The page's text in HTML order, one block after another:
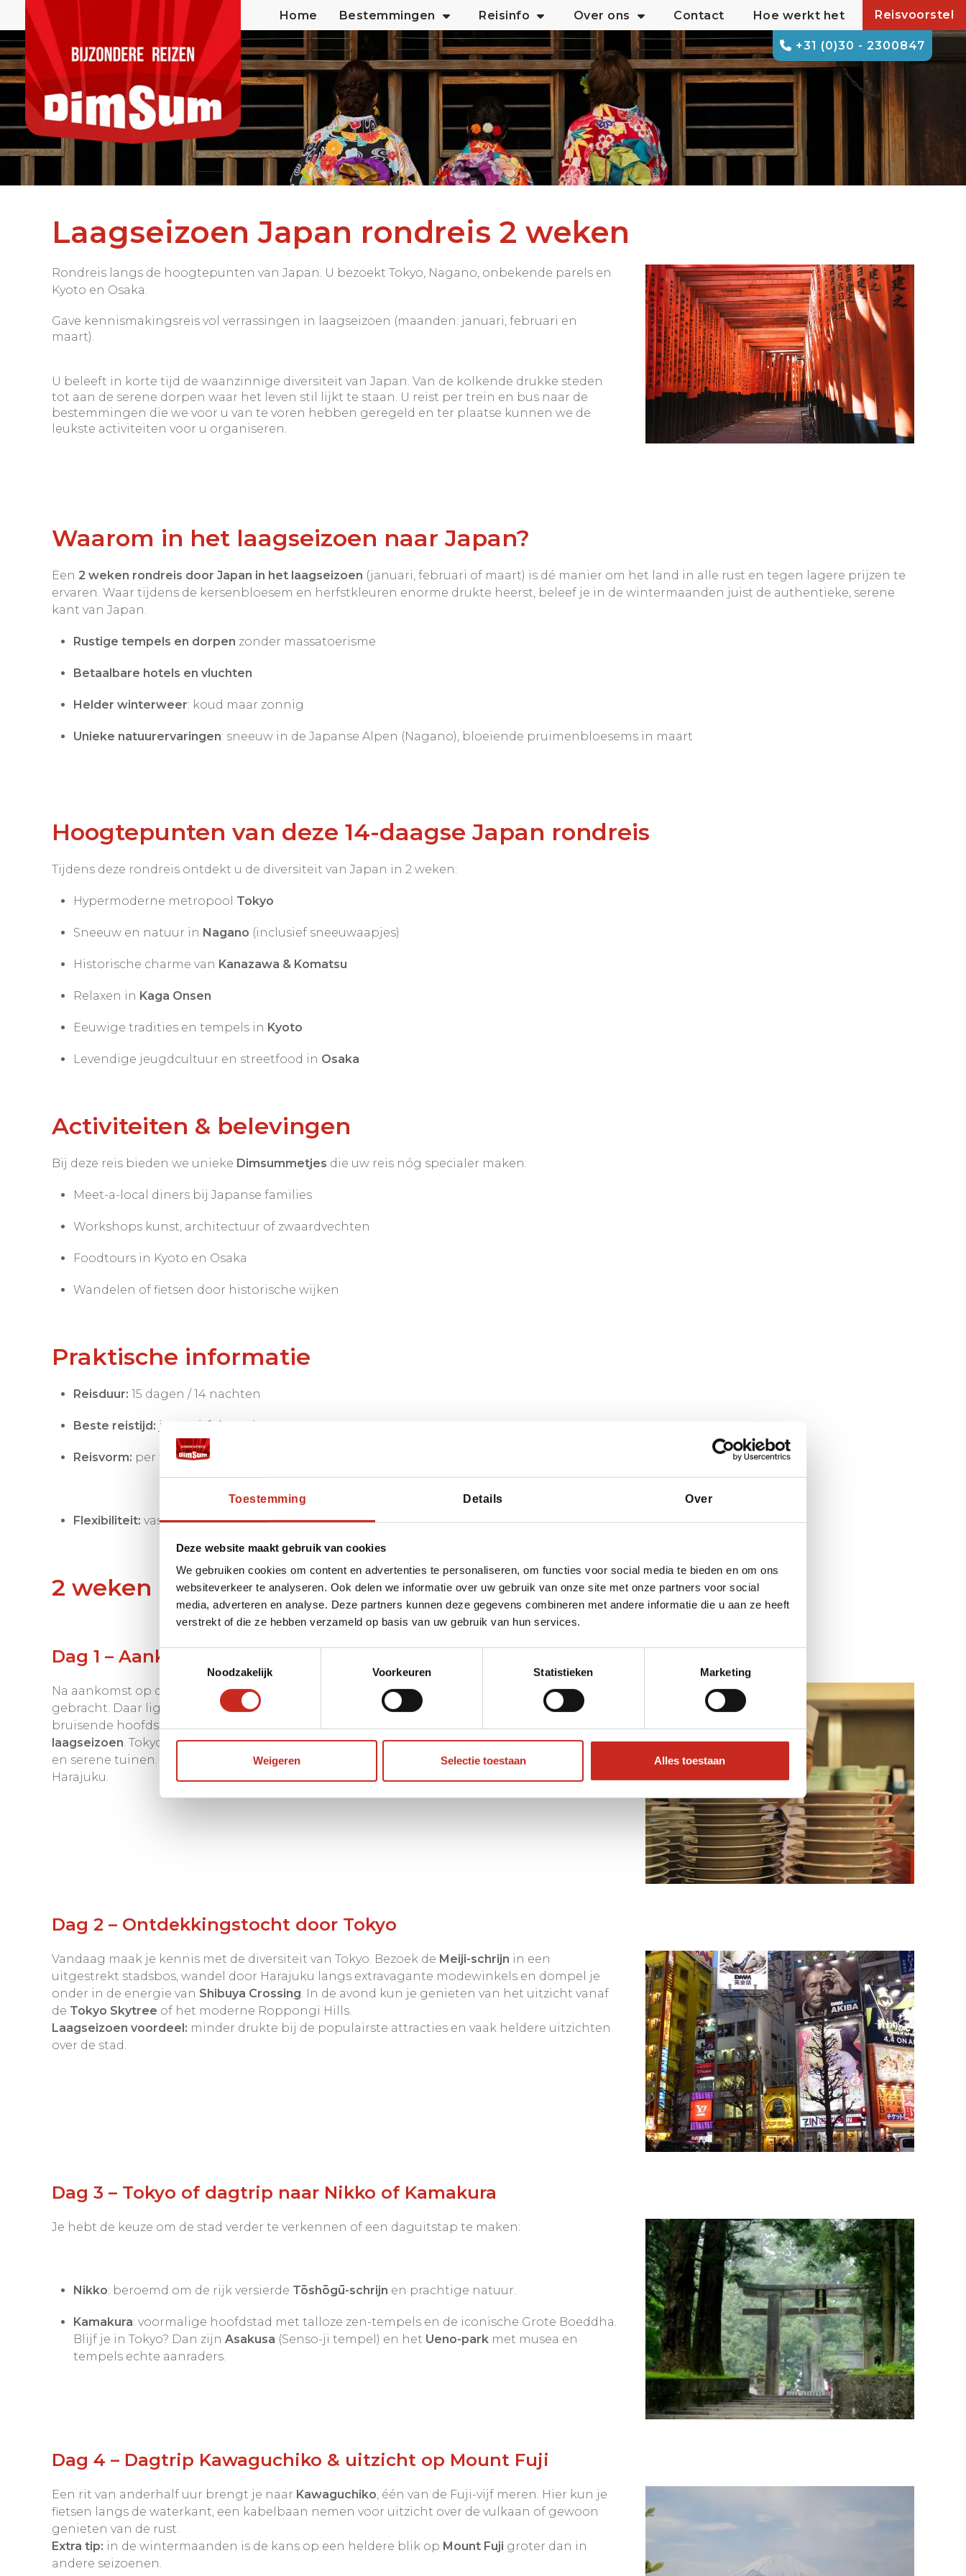
Toestemming Details Over
Deze website maakt gebruik van cookies
We gebruiken cookies om content en advertenties te personaliseren, om functies voor social media te bieden en om ons
websiteverkeer te analyseren. Ook delen we informatie over uw gebruik van onze site met onze partners voor social
media, adverteren en analyse. Deze partners kunnen deze gegevens combineren met andere informatie die u aan ze heeft
verstrekt of die ze hebben verzameld op basis van uw gebruik van hun services.
Toestemmingsselectie
Noodzakelijk
Voorkeuren Statistieken Marketing
Weigeren Selectie toestaan Alles toestaan
+31 (0)30 - 2300847
Home Bestemmingen Reisinfo Over ons Contact Hoe werkt het Reisvoorstel
Laagseizoen Japan rondreis 2 weken
Rondreis langs de hoogtepunten van Japan. U bezoekt Tokyo, Nagano, onbekende parels en
Kyoto en Osaka.
Gave kennismakingsreis vol verrassingen in laagseizoen (maanden: januari, februari en
maart).
U beleeft in korte tijd de waanzinnige diversiteit van Japan. Van de kolkende drukke steden
tot aan de serene dorpen waar het leven stil lijkt te staan. U reist per trein en bus naar de
bestemmingen die we voor u van te voren hebben geregeld en ter plaatse kunnen we de
leukste activiteiten voor u organiseren.
Waarom in het laagseizoen naar Japan?
Een 2 weken rondreis door Japan in het laagseizoen (januari, februari of maart) is dé manier om het land in alle rust en tegen lagere prijzen te
ervaren. Waar tijdens de kersenbloesem en herfstkleuren enorme drukte heerst, beleef je in de wintermaanden juist de authentieke, serene
kant van Japan.
Rustige tempels en dorpen zonder massatoerisme
Betaalbare hotels en vluchten
Helder winterweer: koud maar zonnig
Unieke natuurervaringen: sneeuw in de Japanse Alpen (Nagano), bloeiende pruimenbloesems in maart
Hoogtepunten van deze 14-daagse Japan rondreis
Tijdens deze rondreis ontdekt u de diversiteit van Japan in 2 weken:
Hypermoderne metropool Tokyo
Sneeuw en natuur in Nagano (inclusief sneeuwaapjes)
Historische charme van Kanazawa & Komatsu
Relaxen in Kaga Onsen
Eeuwige tradities en tempels in Kyoto
Levendige jeugdcultuur en streetfood in Osaka
Activiteiten & belevingen
Bij deze reis bieden we unieke Dimsummetjes die uw reis nóg specialer maken:
Meet-a-local diners bij Japanse families
Workshops kunst, architectuur of zwaardvechten
Foodtours in Kyoto en Osaka
Wandelen of fietsen door historische wijken
Praktische informatie
Reisduur: 15 dagen / 14 nachten
Beste reistijd: januari, februari, maart
Reisvorm: per trein en bus, inclusief tickets en transfers
Flexibiliteit: vaste route, maar uit te breiden met bouwstenen
2 weken rondreis Japan in het laagseizoen – Dag tot dag
Dag 1 – Aankomst in Tokyo
Na aankomst op de luchthaven van Tokyo word je opgewacht en naar je hotel in de stad
gebracht. Daar liggen de treintickets en bustickets voor de rest van je reis al klaar. De
bruisende hoofdstad vormt het perfecte beginpunt van je2 weken rondreis Japan in het
laagseizoen. Tokyo combineert futuristische architectuur en neon met traditionele tempels
en serene tuinen. Elke wijk heeft een eigen sfeer: van het chique Ginza tot het creatieve
Harajuku.
Dag 2 – Ontdekkingstocht door Tokyo
Vandaag maak je kennis met de diversiteit van Tokyo. Bezoek de Meiji-schrijn in een
uitgestrekt stadsbos, wandel door Harajuku langs extravagante modewinkels en dompel je
onder in de energie van Shibuya Crossing . In de avond kun je genieten van het uitzicht vanaf
de Tokyo Skytree of het moderne Roppongi Hills.
Laagseizoen voordeel: minder drukte bij de populairste attracties en vaak heldere uitzichten
over de stad.
Dag 3 – Tokyo of dagtrip naar Nikko of Kamakura
Je hebt de keuze om de stad verder te verkennen of een daguitstap te maken:
Nikko: beroemd om de rijk versierde Tōshōgū-schrijn en prachtige natuur.
Kamakura: voormalige hoofdstad met talloze zen-tempels en de iconische Grote Boeddha.
Blijf je in Tokyo? Dan zijn Asakusa (Senso-ji tempel) en het Ueno-park met musea en
tempels echte aanraders.
Dag 4 – Dagtrip Kawaguchiko & uitzicht op Mount Fuji
Een rit van anderhalf uur brengt je naar Kawaguchiko, één van de Fuji-vijf meren. Hier kun je
fietsen langs de waterkant, een kabelbaan nemen voor uitzicht over de vulkaan of gewoon
genieten van de rust.
Extra tip: in de wintermaanden is de kans op een heldere blik op Mount Fuji groter dan in
andere seizoenen.